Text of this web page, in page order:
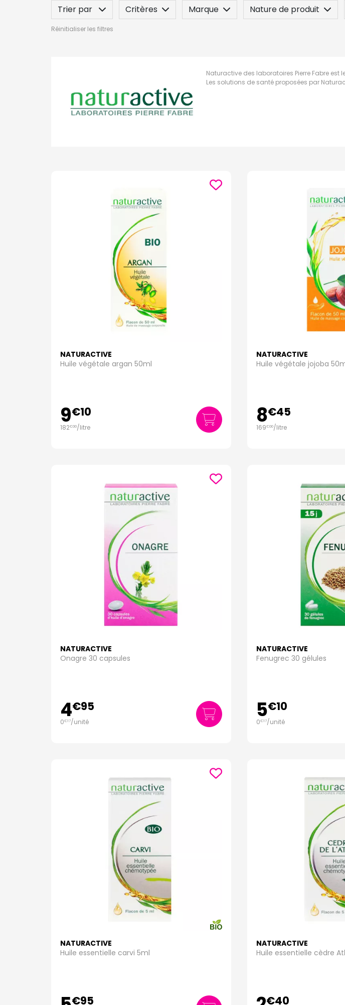
Trier par Critères Marque Nature de produit
Label
Indication / Contre-indication
Réinitialiser les filtres
Naturactive des laboratoires Pierre Fabre
Les solutions de santé proposées par
NATURACTIVE
Huile végétale argan 50ml
9€10
182€00/litre
NATURACTIVE
Huile végétale jojoba
8€45
169€00/litre
NATURACTIVE
Onagre 30 capsules
4€95
0€17/unité
NATURACTIVE
Fenugrec 30 gélules
5€10
0€17/unité
NATURACTIVE
Huile essentielle carvi 5ml
€95
NATURACTIVE
Huile essentielle cèdre
€40